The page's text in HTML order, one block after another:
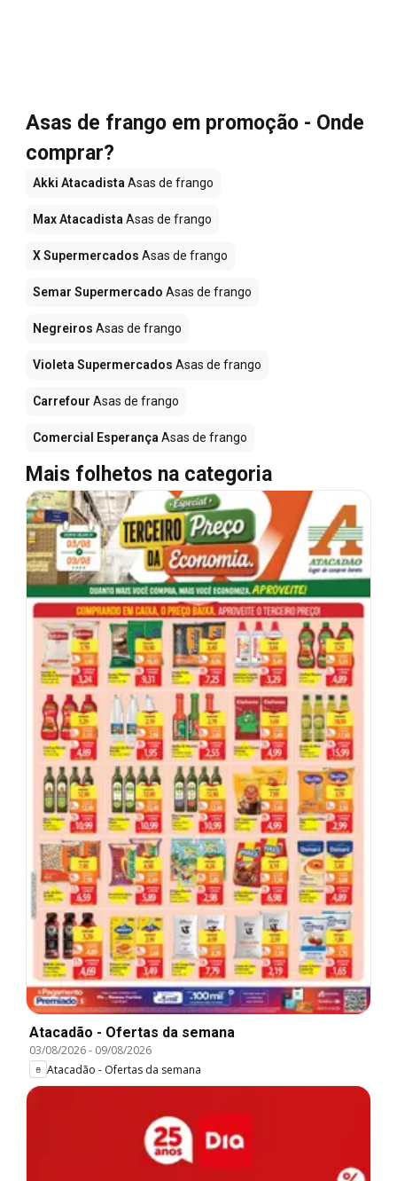
Asas de frango em promoção - Onde
comprar?
Akki AtacadistaAsas de frango
Max AtacadistaAsas de frango
X Supermercados Asas de frango
Semar Supermercado Asas de frango
Negreiros Asas de frango
Violeta Supermercados Asas de frango
Carrefour Asas de frango
Comercial EsperançaAsas de frango
Mais folhetos na categoria
Atacadão - Ofertas da semana
03/08/2026- 09/08/2026
Atacadão - Ofertas da semana